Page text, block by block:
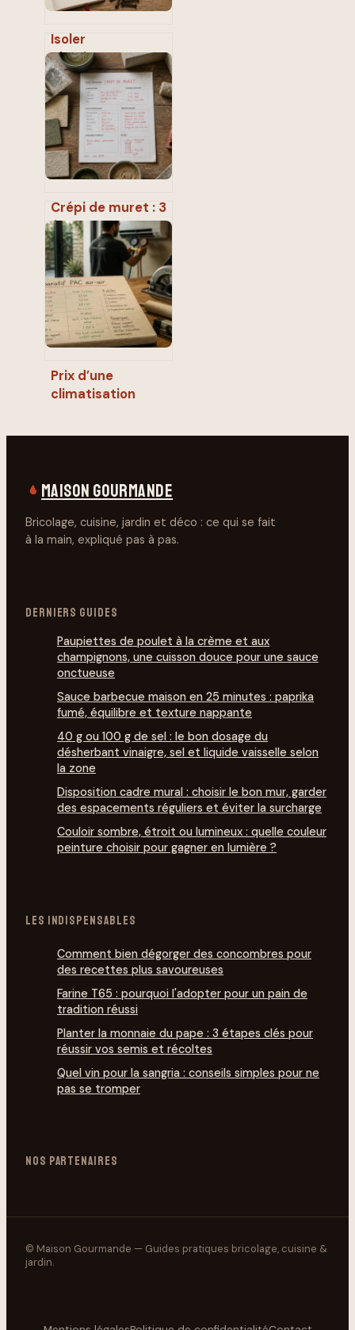
Isoler
phoniquement un
mur mitoyen : 3
méthodes pour
diviser le bruit par
deux
Crépi de muret : 3
étapes pour une
finition durable et
éviter les
infiltrations
Prix d’une
climatisation
MAISON GOURMANDE
Bricolage, cuisine, jardin et déco : ce qui se fait
à la main, expliqué pas à pas.
DERNIERS GUIDES
Paupiettes de poulet à la crème et aux
champignons, une cuisson douce pour une sauce
onctueuse
Sauce barbecue maison en 25 minutes : paprika
fumé, équilibre et texture nappante
40 g ou 100 g de sel : le bon dosage du
désherbant vinaigre, sel et liquide vaisselle selon
la zone
Disposition cadre mural : choisir le bon mur, garder
des espacements réguliers et éviter la surcharge
Couloir sombre, étroit ou lumineux : quelle couleur
peinture choisir pour gagner en lumière ?
LES INDISPENSABLES
Comment bien dégorg­er des concombres pour
des recettes plus savoureuses
Farine T65 : pourquoi l'adopter pour un pain de
tradition réussi
Planter la monnaie du pape : 3 étapes clés pour
réussir vos semis et récoltes
Quel vin pour la sangria : conseils simples pour ne
pas se tromper
NOS PARTENAIRES
© Maison Gourmande — Guides pratiques bricolage, cuisine &
jardin.